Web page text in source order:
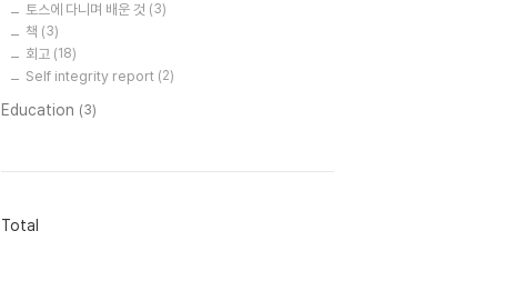
토스에 다니며 배운 것 (3)
책 (3)
회고 (18)
Self integrity report (2)
Education (3)
방
Total